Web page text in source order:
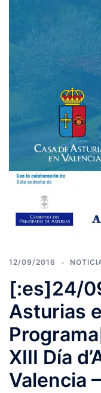
12/09/2016
[:es]24/
Asturias
XIII Día
Valencia